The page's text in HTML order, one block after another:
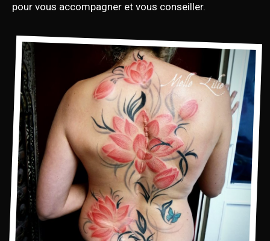
pour vous accompagner et vous conseiller.